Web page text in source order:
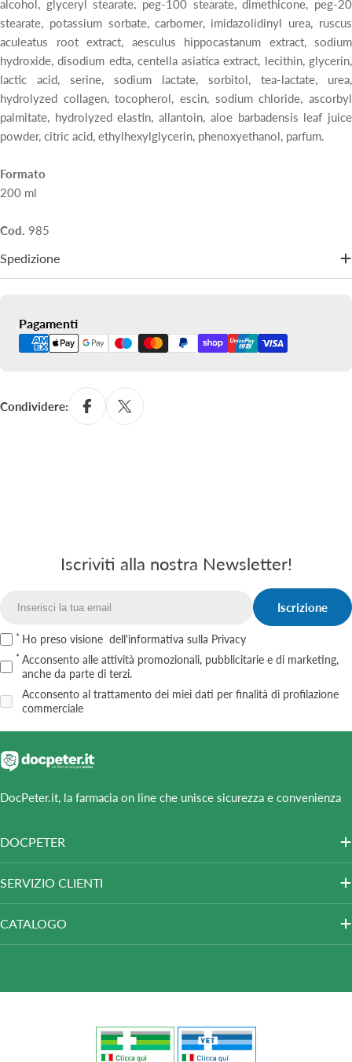
alcohol, glyceryl stearate, peg-100 stearate, dimethicone, peg-20
stearate, potassium sorbate, carbomer, imidazolidinyl urea, ruscus
aculeatus root extract, aesculus hippocastanum extract, sodium
hydroxide, disodium edta, centella asiatica extract, lecithin, glycerin,
lactic acid, serine, sodium lactate, sorbitol, tea-lactate, urea,
hydrolyzed collagen, tocopherol, escin, sodium chloride, ascorbyl
palmitate, hydrolyzed elastin, allantoin, aloe barbadensis leaf juice
powder, citric acid, ethylhexylglycerin, phenoxyethanol, parfum.
Formato
200 ml
Cod. 985
Spedizione
Pagamenti
Metodi
Condividere:
Iscriviti alla nostra Newsletter!
Iscrizione
Ho preso visione dell'informativa sulla Privacy
Acconsento alle attività promozionali, pubblicitarie e di marketing,
anche da parte di terzi.
Acconsento al trattamento dei miei dati per finalità di profilazione
commerciale
DocPeter.it, la farmacia on line che unisce sicurezza e convenienza
DOCPETER
SERVIZIO CLIENTI
CATALOGO